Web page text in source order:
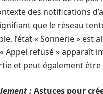
des notifications
que le réseau
l’état « Sonnerie » est
Appel refusé » apparaît
et peut également
:Astuces pour